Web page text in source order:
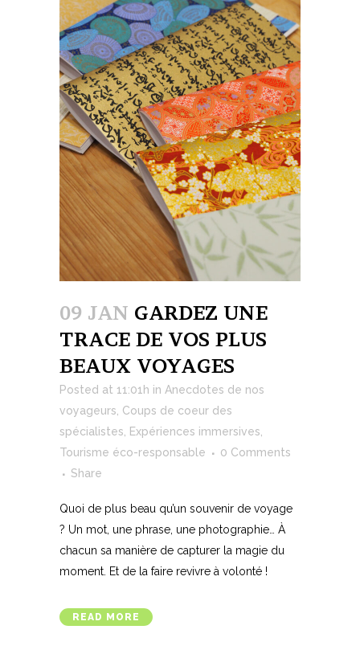
09 JAN GARDEZ UNE
TRACE DE VOS PLUS
BEAUX VOYAGES
Posted at 11:01h in Anecdotes de nos
voyageurs Coups de coeur des
spécialistes
Expériences immersives
Tourisme éco-responsable
0 Comments
Share
Quoi de plus beau qu’un souvenir de voyage
? Un mot, une phrase, une photographie… À
chacun sa manière de capturer la magie du
moment. Et de la faire revivre à volonté !
READ MORE